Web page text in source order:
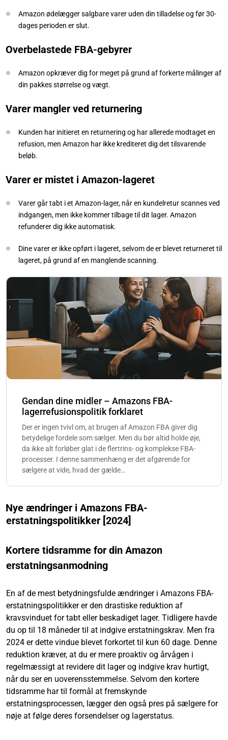
Amazon ødelægger salgbare varer uden din tilladelse og før 30-
dages perioden er slut.
Overbelastede FBA-gebyrer
Amazon opkræver dig for meget på grund af forkerte målinger af
din pakkes størrelse og vægt.
Varer mangler ved returnering
Kunden har initieret en returnering og har allerede modtaget en
refusion, men Amazon har ikke krediteret dig det tilsvarende
beløb.
Varer er mistet i Amazon-lageret
Varer går tabt i et Amazon-lager, når en kundelretur scannes ved
indgangen, men ikke kommer tilbage til dit lager. Amazon
refunderer dig ikke automatisk.
Dine varer er ikke opført i lageret, selvom de er blevet returneret til
lageret, på grund af en manglende scanning.
Gendan dine midler – Amazons FBA-
lagerrefusionspolitik forklaret
Der er ingen tvivl om, at brugen af Amazon FBA giver dig
betydelige fordele som sælger. Men du bør altid holde øje,
da ikke alt forløber glat i de flertrins- og komplekse FBA-
processer. I denne sammenhæng er det afgørende for
sælgere at vide, hvad der gælde…
Nye ændringer i Amazons FBA-
erstatningspolitikker [2024]
Kortere tidsramme for din Amazon
erstatningsanmodning
En af de mest betydningsfulde ændringer i Amazons FBA-
erstatningspolitikker er den drastiske reduktion af
kravsvinduet for tabt eller beskadiget lager. Tidligere havde
du op til 18 måneder til at indgive erstatningskrav. Men fra
2024 er dette vindue blevet forkortet til kun 60 dage. Denne
reduktion kræver, at du er mere proaktiv og årvågen i
regelmæssigt at revidere dit lager og indgive krav hurtigt,
når du ser en uoverensstemmelse. Selvom den kortere
tidsramme har til formål at fremskynde
erstatningsprocessen, lægger den også pres på sælgere for
nøje at følge deres forsendelser og lagerstatus.